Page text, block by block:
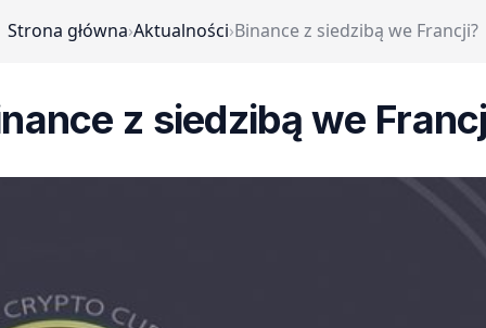
Strona główna›Aktualności›Binance z siedzibą we Francji?
z siedzibą we